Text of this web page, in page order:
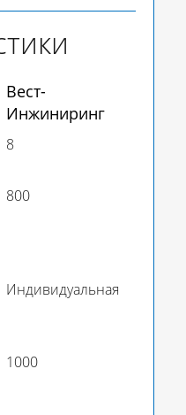
Вест-
Инжиниринг
8
800
Индивидуальная
1000